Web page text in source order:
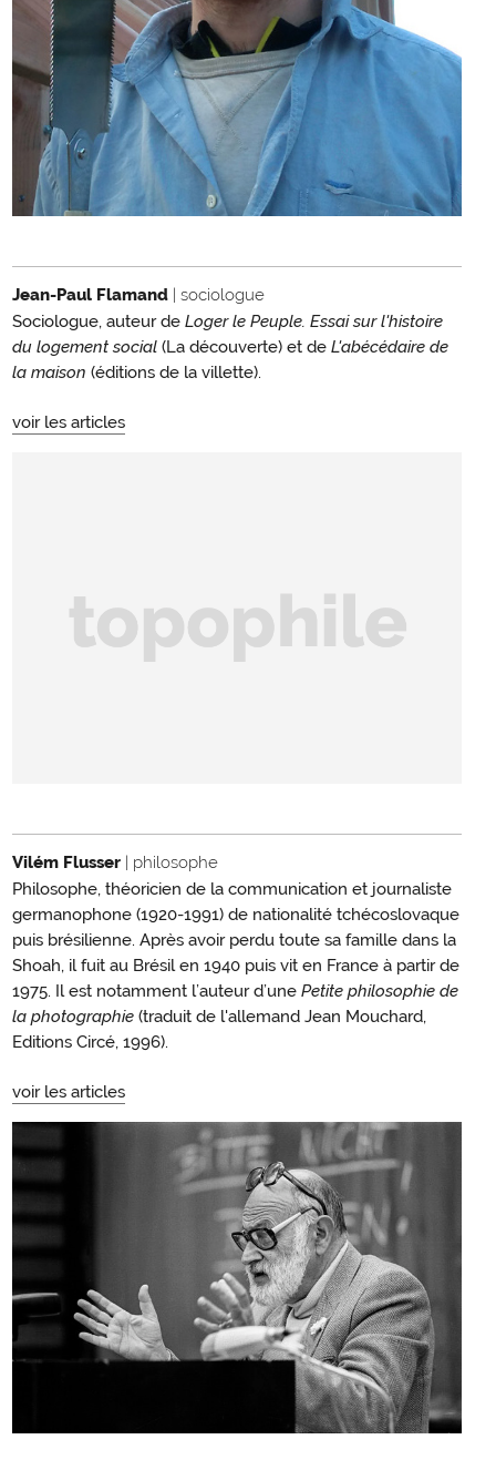
Jean-Paul Flamand | sociologue
Sociologue, auteur de Loger le Peuple. Essai sur l'histoire
du logement social (La découverte) et de L'abécédaire de
la maison (éditions de la villette).
voir les articles
Vilém Flusser | philosophe
Philosophe, théoricien de la communication et journaliste
germanophone (1920-1991) de nationalité tchécoslovaque
puis brésilienne. Après avoir perdu toute sa famille dans la
Shoah, il fuit au Brésil en 1940 puis vit en France à partir de
1975. Il est notamment l’auteur d’une Petite philosophie de
la photographie (traduit de l'allemand Jean Mouchard,
Editions Circé, 1996).
voir les articles